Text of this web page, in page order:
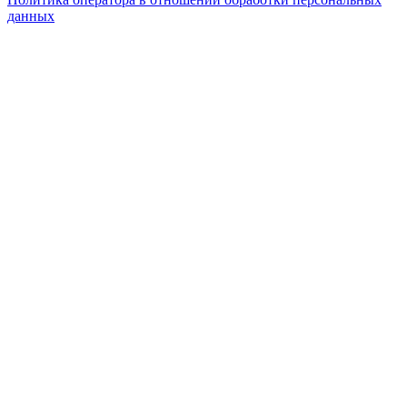
данных